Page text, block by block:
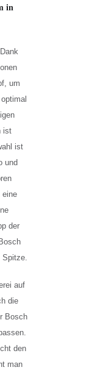
in
um
ist
ist
und
eine
der
auf
die
Bosch
den
man